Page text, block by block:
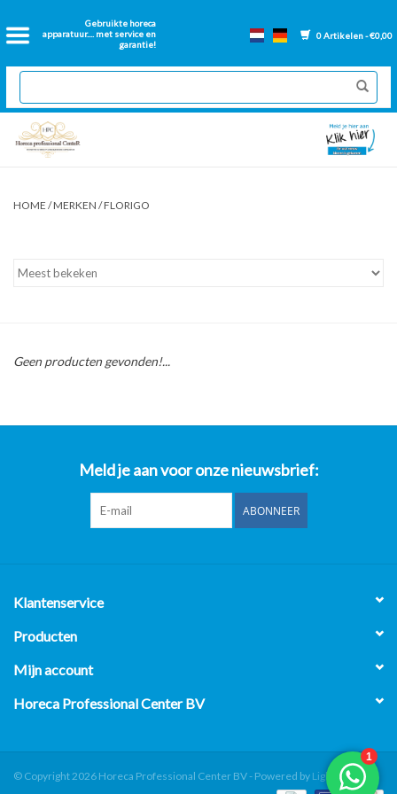
Gebruikte horeca
apparatuur.... met service en
garantie!
0 Artikelen - €0,00
Home
2dehands Horeca
Nieuwe apparatuur
Onderdelen bakwanden
Over ons
HOME /MERKEN /FLORIGO
Geen producten gevonden!...
Meld je aan voor onze nieuwsbrief:
ABONNEER
Klantenservice
Producten
Mijn account
Horeca Professional Center BV
© Copyright 2026 Horeca Professional Center BV - Powered by Lightspeed